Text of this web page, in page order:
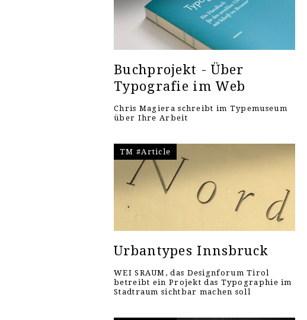
Buchprojekt - Über
Typografie im Web
Chris Magiera schreibt im Typemuseum
über Ihre Arbeit
TM #Article
Urbantypes Innsbruck
WEI SRAUM, das Designforum Tirol
betreibt ein Projekt das Typographie im
Stadtraum sichtbar machen soll